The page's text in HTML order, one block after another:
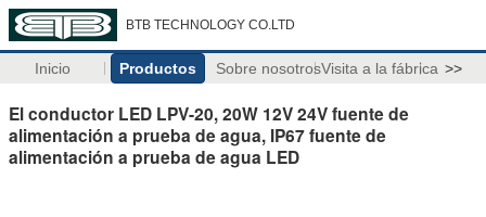
BTB TECHNOLOGY CO.LTD
Inicio Productos Sobre nosotrosVisita a la fábrica >>
El conductor LED LPV-20, 20W 12V 24V fuente de
alimentación a prueba de agua, IP67 fuente de
alimentación a prueba de agua LED